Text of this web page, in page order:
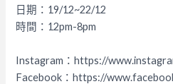
日期：19/12~22/12
時間：12pm-8pm
Instagram：https://
Facebook：https://